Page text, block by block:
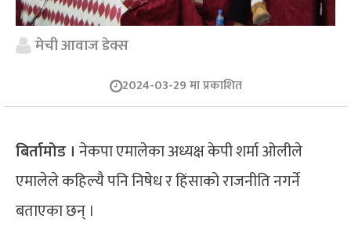
मेची आवाज डेक्स
2024-03-29 मा प्रकाशित
बिर्तामोड । नेकपा एमालेका अध्यक्ष केपी शर्मा ओलीले
एमालेले कहिल्यै पनि निषेध र हिंसाको राजनीति नगर्ने
बताएका छन् ।